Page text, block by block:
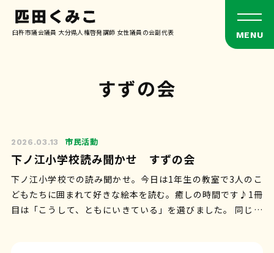
臼杵市議会議員 大分県人権啓発講師 女性議員の会副代表
すずの会
2026.03.13 市民活動
下ノ江小学校読み聞かせ すずの会
下ノ江小学校での読み聞かせ。今日は1年生の教室で3人のこ
どもたちに囲まれて好きな絵本を読む。癒しの時間です♪1冊
目は「こうして、ともにいきている」を選びました。 同じ川